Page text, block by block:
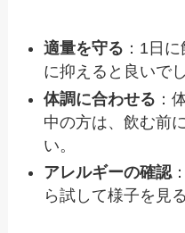
適量を守る ：1日
に抑えると良いで
体調に合わせる ：
中の方は、飲む前
い。
アレルギーの確認
ら試して様子を見